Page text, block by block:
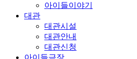
아이들이야기
대관
대관시설
대관안내
대관신청
아이들극장